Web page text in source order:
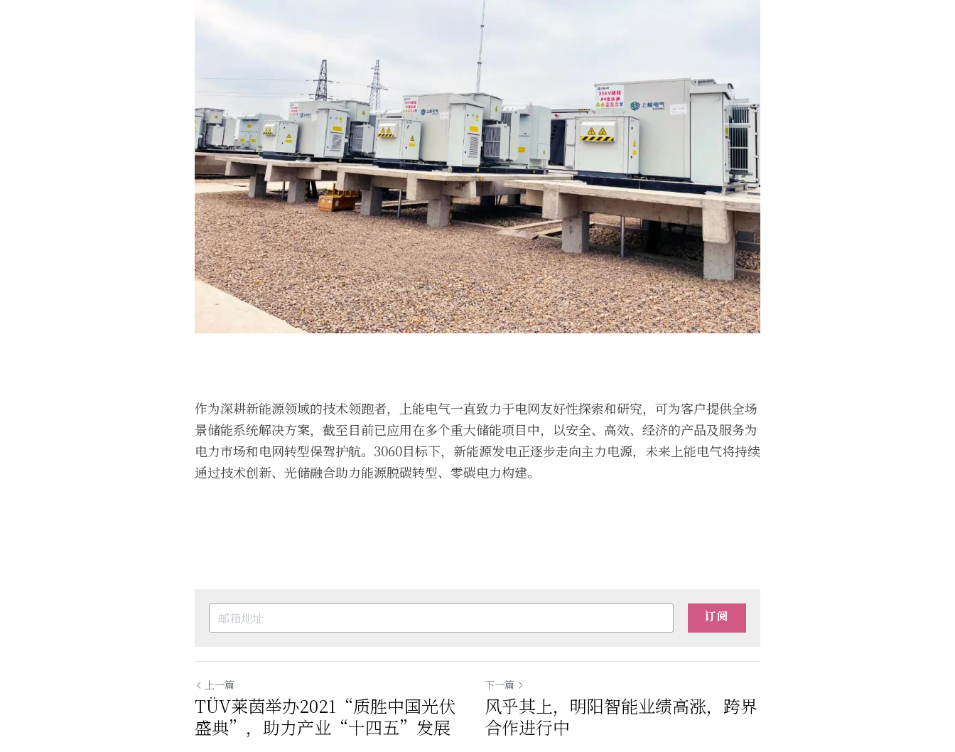
作为深耕新能源领域的技术领跑者，上能电气一直致力于电网友好性探索和研究，可为客户提供全场
景储能系统解决方案，截至目前已应用在多个重大储能项目中，以安全、高效、经济的产品及服务为
电力市场和电网转型保驾护航。3060目标下，新能源发电正逐步走向主力电源，未来上能电气将持续
通过技术创新、光储融合助力能源脱碳转型、零碳电力构建。
订阅
上一篇
TÜV莱茵举办2021“质胜中国光伏
盛典”，助力产业“十四五”发展
下一篇
风乎其上，明阳智能业绩高涨，跨界
合作进行中